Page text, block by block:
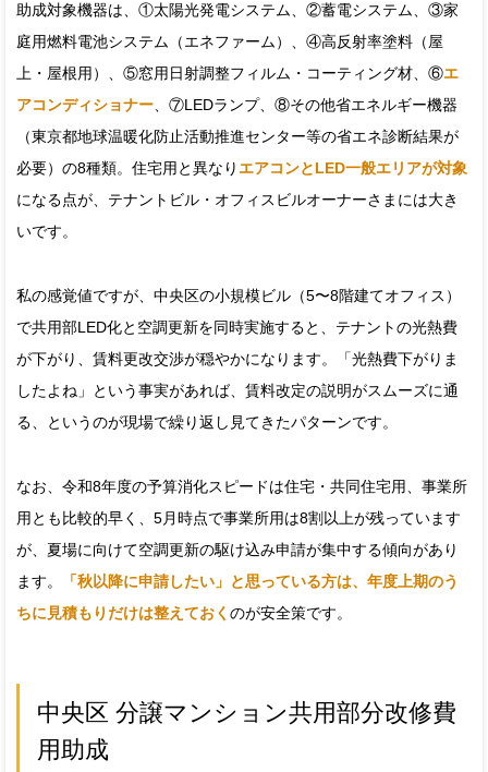
助成対象機器は、①太陽光発電システム、②蓄電システム、③家
庭用燃料電池システム（エネファーム）、④高反射率塗料（屋
上・屋根用）、⑤窓用日射調整フィルム・コーティング材、⑥エ
アコンディショナー、⑦LEDランプ、⑧その他省エネルギー機器
（東京都地球温暖化防止活動推進センター等の省エネ診断結果が
必要）の8種類。住宅用と異なり エアコンとLED一般エリアが対象
になる点が、テナントビル・オフィスビルオーナーさまには大き
いです。
私の感覚値ですが、中央区の小規模ビル（5〜8階建てオフィス）
で共用部LED化と空調更新を同時実施すると、テナントの光熱費
が下がり、賃料更改交渉が穏やかになります。「光熱費下がりま
したよね」という事実があれば、賃料改定の説明がスムーズに通
る、というのが現場で繰り返し見てきたパターンです。
なお、令和8年度の予算消化スピードは住宅・共同住宅用、事業所
用とも比較的早く、5月時点で事業所用は8割以上が残っています
が、夏場に向けて空調更新の駆け込み申請が集中する傾向があり
ます。
「秋以降に申請したい」と思っている方は、年度上期のう
ちに見積もりだけは整えておく のが安全策です。
中央区 分譲マンション共用部分改修費
用助成